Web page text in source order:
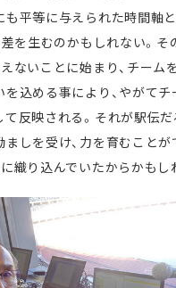
平等に与えられた時間軸と
を生むのかもしれない。そ
ないことに始まり、チーム
込める事により、やがてチ
反映される。それが駅伝だ
しを受け、力を育むことが
織り込んでいたからかもし